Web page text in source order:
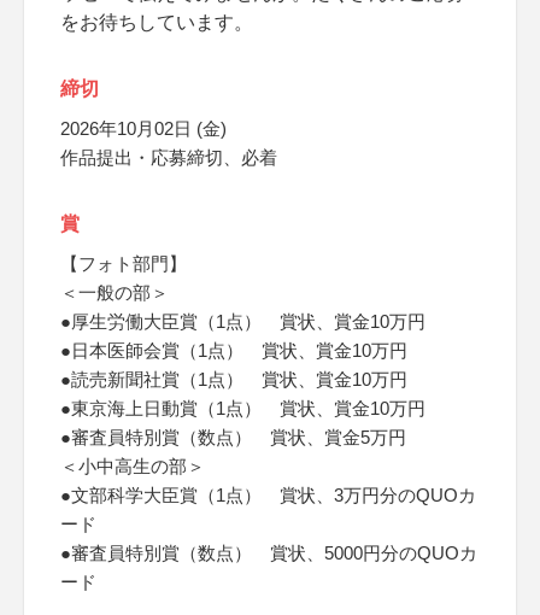
をお待ちしています。
締切
2026年10月02日 (金)
作品提出・応募締切、必着
賞
【フォト部門】
＜一般の部＞
●厚生労働大臣賞（1点） 賞状、賞金10万円
●日本医師会賞（1点） 賞状、賞金10万円
●読売新聞社賞（1点） 賞状、賞金10万円
●東京海上日動賞（1点） 賞状、賞金10万円
●審査員特別賞（数点） 賞状、賞金5万円
＜小中高生の部＞
●文部科学大臣賞（1点） 賞状、3万円分のQUOカ
ード
●審査員特別賞（数点） 賞状、5000円分のQUOカ
ード